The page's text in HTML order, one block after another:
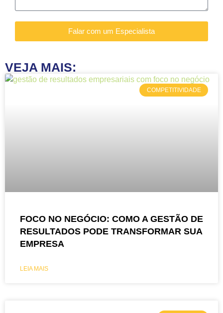
Falar com um Especialista
VEJA MAIS:
COMPETITIVIDADE
FOCO NO NEGÓCIO: COMO A GESTÃO DE
RESULTADOS PODE TRANSFORMAR SUA
EMPRESA
LEIA MAIS